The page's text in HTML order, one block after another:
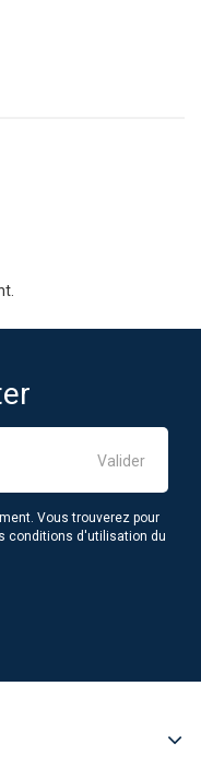
Vous trouverez pour
conditions d'utilisation du